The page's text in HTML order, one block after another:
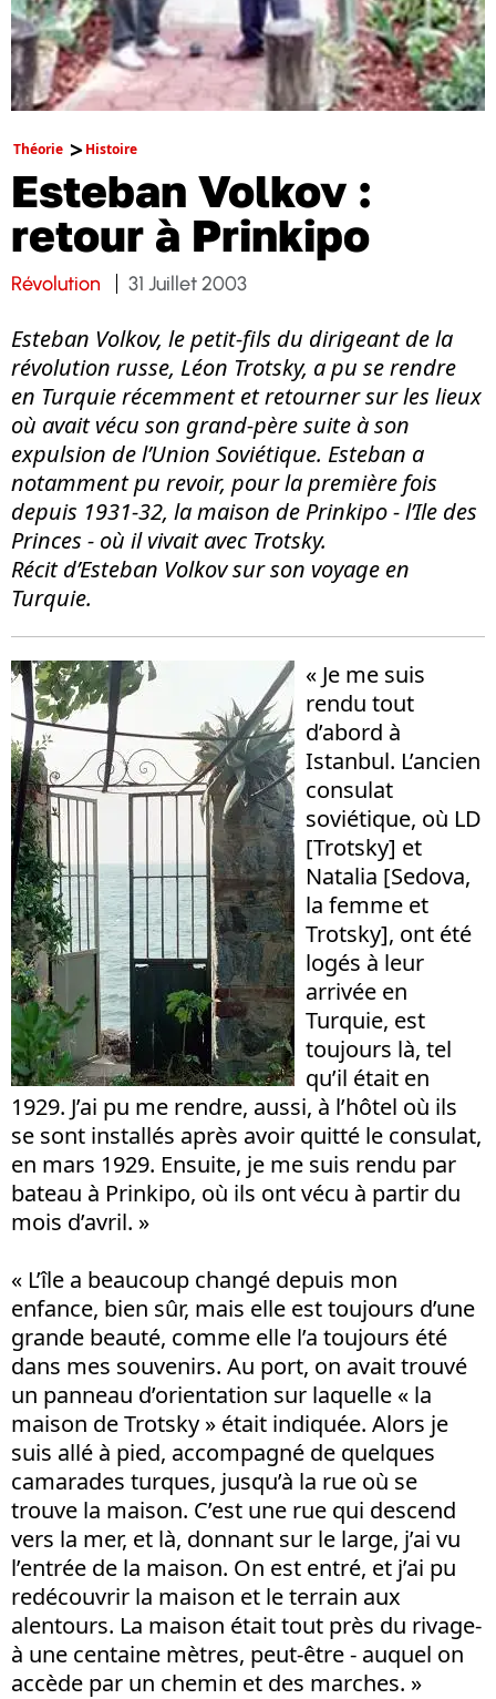
Théorie Histoire
Esteban Volkov :
retour à Prinkipo
Révolution 31 Juillet 2003
Esteban Volkov, le petit-fils du dirigeant de la
révolution russe, Léon Trotsky, a pu se rendre
en Turquie récemment et retourner sur les lieux
où avait vécu son grand-père suite à son
expulsion de l’Union Soviétique. Esteban a
notamment pu revoir, pour la première fois
depuis 1931-32, la maison de Prinkipo - l’Ile des
Princes - où il vivait avec Trotsky.
Récit d’Esteban Volkov sur son voyage en
Turquie.
« Je me suis
rendu tout
d’abord à
Istanbul. L’ancien
consulat
soviétique, où LD
[Trotsky] et
Natalia [Sedova,
la femme et
Trotsky], ont été
logés à leur
arrivée en
Turquie, est
toujours là, tel
qu’il était en
1929. J’ai pu me rendre, aussi, à l’hôtel où ils
se sont installés après avoir quitté le consulat,
en mars 1929. Ensuite, je me suis rendu par
bateau à Prinkipo, où ils ont vécu à partir du
mois d’avril. »
« L’île a beaucoup changé depuis mon
enfance, bien sûr, mais elle est toujours d’une
grande beauté, comme elle l’a toujours été
dans mes souvenirs. Au port, on avait trouvé
un panneau d’orientation sur laquelle « la
maison de Trotsky » était indiquée. Alors je
suis allé à pied, accompagné de quelques
camarades turques, jusqu’à la rue où se
trouve la maison. C’est une rue qui descend
vers la mer, et là, donnant sur le large, j’ai vu
l’entrée de la maison. On est entré, et j’ai pu
redécouvrir la maison et le terrain aux
alentours. La maison était tout près du rivage-
à une centaine mètres, peut-être - auquel on
accède par un chemin et des marches. »